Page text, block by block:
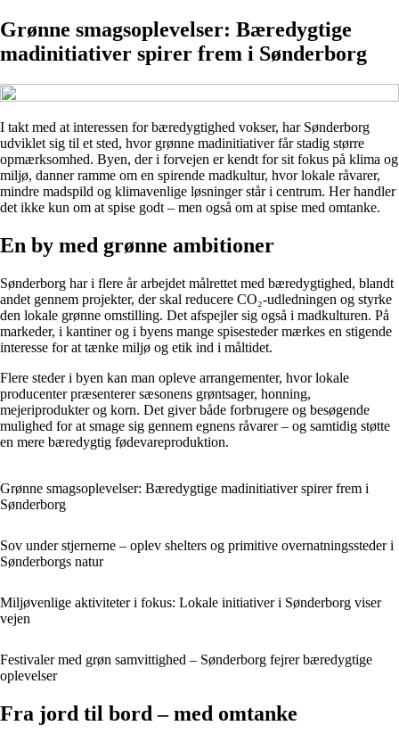
Grønne smagsoplevelser: Bæredygtige
madinitiativer spirer frem i Sønderborg
I takt med at interessen for bæredygtighed vokser, har Sønderborg
udviklet sig til et sted, hvor grønne madinitiativer får stadig større
opmærksomhed. Byen, der i forvejen er kendt for sit fokus på klima og
miljø, danner ramme om en spirende madkultur, hvor lokale råvarer,
mindre madspild og klimavenlige løsninger står i centrum. Her handler
det ikke kun om at spise godt – men også om at spise med omtanke.
En by med grønne ambitioner
Sønderborg har i flere år arbejdet målrettet med bæredygtighed, blandt
andet gennem projekter, der skal reducere CO₂-udledningen og styrke
den lokale grønne omstilling. Det afspejler sig også i madkulturen. På
markeder, i kantiner og i byens mange spisesteder mærkes en stigende
interesse for at tænke miljø og etik ind i måltidet.
Flere steder i byen kan man opleve arrangementer, hvor lokale
producenter præsenterer sæsonens grøntsager, honning,
mejeriprodukter og korn. Det giver både forbrugere og besøgende
mulighed for at smage sig gennem egnens råvarer – og samtidig støtte
en mere bæredygtig fødevareproduktion.
Grønne smagsoplevelser: Bæredygtige madinitiativer spirer frem i
Sønderborg
Sov under stjernerne – oplev shelters og primitive overnatningssteder i
Sønderborgs natur
Miljøvenlige aktiviteter i fokus: Lokale initiativer i Sønderborg viser
vejen
Festivaler med grøn samvittighed – Sønderborg fejrer bæredygtige
oplevelser
Fra jord til bord – med omtanke